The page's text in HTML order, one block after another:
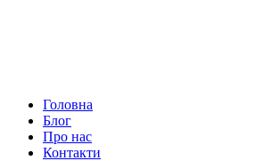
Головна
Блог
Про нас
Контакти